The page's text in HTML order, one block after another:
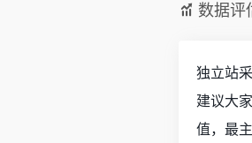
数据评
独立站
建议大
值，最